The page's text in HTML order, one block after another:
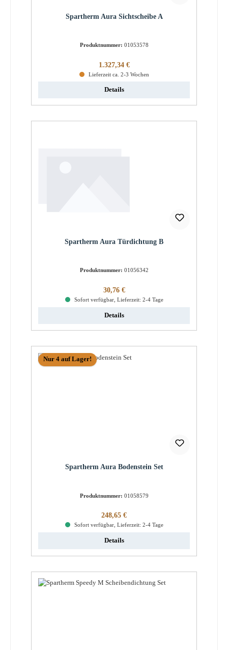
Spartherm Aura Sichtscheibe A
Produktnummer: 01053578
Regulärer Preis:
1.327,34 €
Lieferzeit ca. 2-3 Wochen
Details
Spartherm Aura Türdichtung B
Produktnummer: 01056342
Regulärer Preis:
30,76 €
Sofort verfügbar, Lieferzeit: 2-4 Tage
Details
Nur 4 auf Lager!
Spartherm Aura Bodenstein Set
Produktnummer: 01058579
Regulärer Preis:
248,65 €
Sofort verfügbar, Lieferzeit: 2-4 Tage
Details